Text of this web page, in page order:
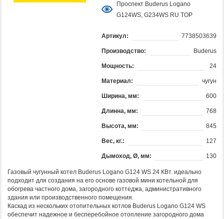
Проспект Buderus Logano
G124WS, G234WS RU TOP
Артикул: 7738503639
Производство: Buderus
Мощность: 24
Материал: чугун
Ширина, мм: 600
Длинна, мм: 768
Высота, мм: 845
Вес, кг.: 127
Дымоход, Ø, мм: 130
Газовый чугунный котел Buderus Logano G124 WS 24 КВт. идеально
подходит для создания на его основе газовой мини котельной для
обогрева частного дома, загородного коттеджа, административного
здания или производственного помещения.
Каскад из нескольких отопительных котлов Buderus Logano G124 WS
обеспечит надежное и бесперебойное отопление загородного дома